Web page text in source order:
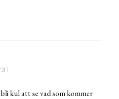
kul att se vad som kommer